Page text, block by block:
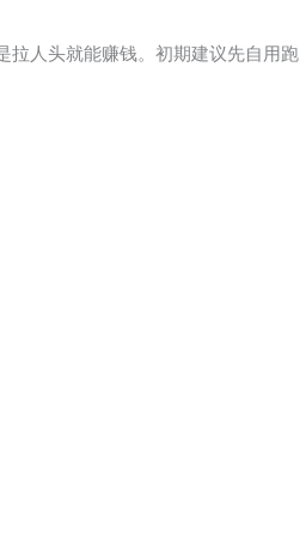
拉人头就能赚钱。初期建议先自用跑